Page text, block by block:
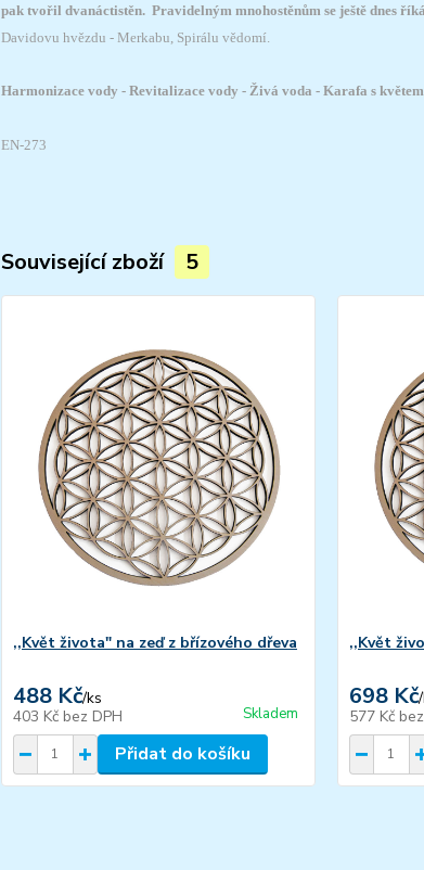
pak tvořil dvanáctistěn. Pravidelným mnohostěnům se ještě dnes
Davidovu hvězdu - Merkabu, Spirálu vědomí.
Harmonizace vody - Revitalizace vody - Živá voda - Karafa s
EN-273
Související zboží 5
,,Květ života" na zeď z břízového dřeva
488 Kč/ks
403 Kč bez DPH Skladem
Přidat do košíku
,,Květ
698 Kč/
577 Kč